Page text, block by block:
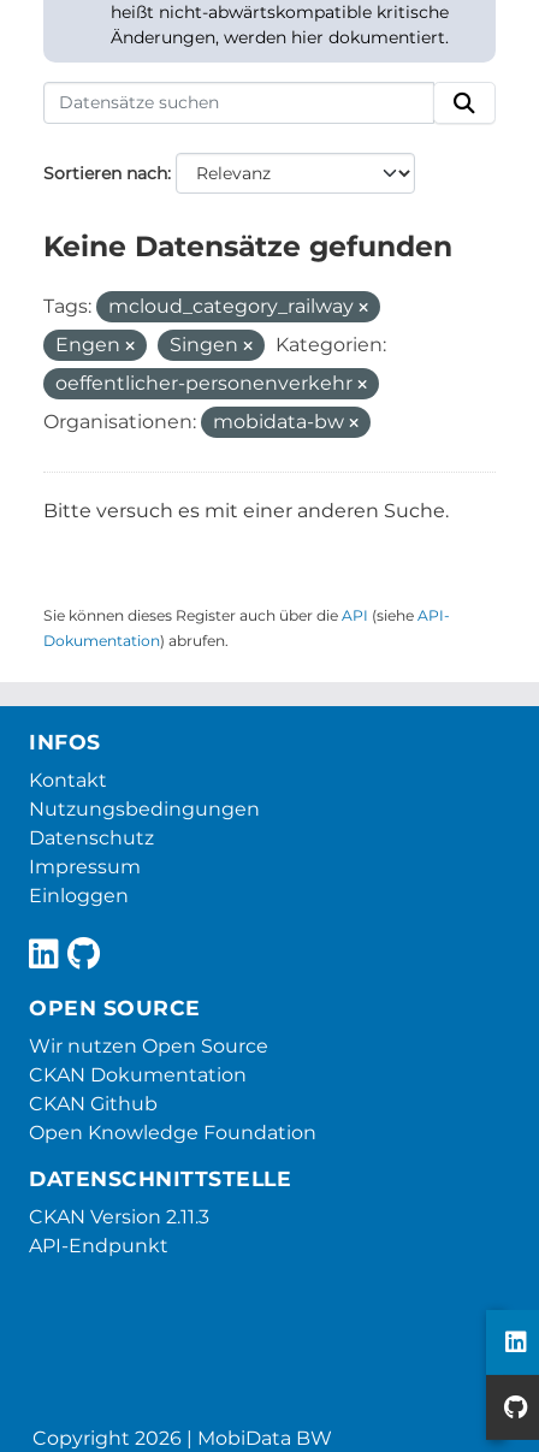
heißt nicht-abwärtskompatible kritische
Änderungen, werden hier dokumentiert.
Sortieren nach
Keine Datensätze gefunden
Tags:
mcloud_category_railway
Engen
Singen
Kategorien:
oeffentlicher-personenverkehr
Organisationen:
mobidata-bw
Bitte versuch es mit einer anderen Suche.
Sie können dieses Register auch über die API (siehe API-
Dokumentation) abrufen.
INFOS
Kontakt
Nutzungsbedingungen
Datenschutz
Impressum
Einloggen
OPEN SOURCE
Wir nutzen Open Source
CKAN Dokumentation
CKAN Github
Open Knowledge Foundation
DATENSCHNITTSTELLE
CKAN Version 2.11.3
API-Endpunkt
Copyright 2026 | MobiData BW